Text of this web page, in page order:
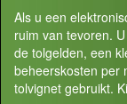
Als u een
ruim van tevoren.
de tolgelden, een
beheerskosten per
tolvignet gebruikt.